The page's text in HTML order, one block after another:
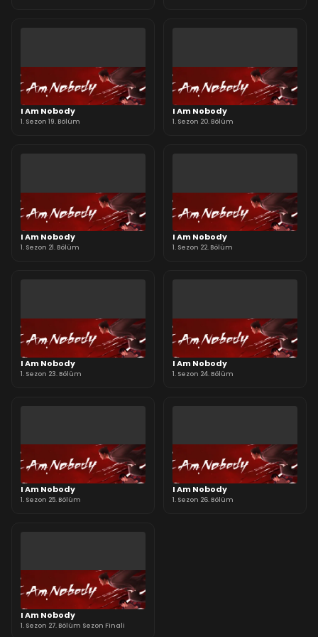
I Am Nobody
1. Sezon 19. Bölüm
I Am Nobody
1. Sezon 20. Bölüm
I Am Nobody
1. Sezon 21. Bölüm
I Am Nobody
1. Sezon 22. Bölüm
I Am Nobody
1. Sezon 23. Bölüm
I Am Nobody
1. Sezon 24. Bölüm
I Am Nobody
1. Sezon 25. Bölüm
I Am Nobody
1. Sezon 26. Bölüm
I Am Nobody
1. Sezon 27. Bölüm Sezon Finali